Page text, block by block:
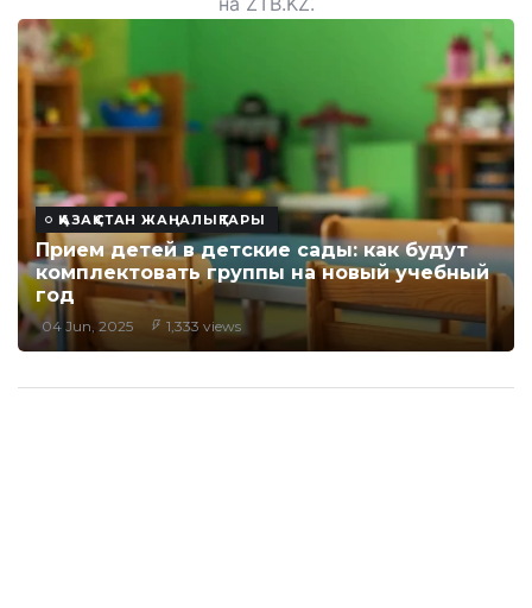
ҚАЗАҚСТАН ЖАҢАЛЫҚТАРЫ
Прием детей в детские сады: как будут
комплектовать группы на новый учебный
год
04 Jun, 2025 1,333 views